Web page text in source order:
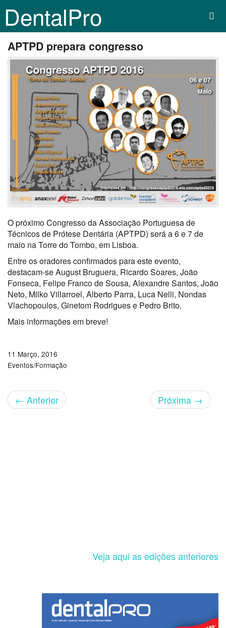
DentalPro
APTPD prepara congresso
O próximo Congresso da Associação Portuguesa de
Técnicos de Prótese Dentária (APTPD) será a 6 e 7 de
maio na Torre do Tombo, em Lisboa.
Entre os oradores confirmados para este evento,
destacam-se August Bruguera, Ricardo Soares, João
Fonseca, Felipe Franco de Sousa, Alexandre Santos, João
Neto, Milko Villarroel, Alberto Parra, Luca Nelli, Nondas
Vlachopoulos, Ginetom Rodrigues e Pedro Brito.
Mais informações em breve!
11 Março, 2016
Eventos/Formação
← Anterior Próxima →
Veja aqui as edições anteriores